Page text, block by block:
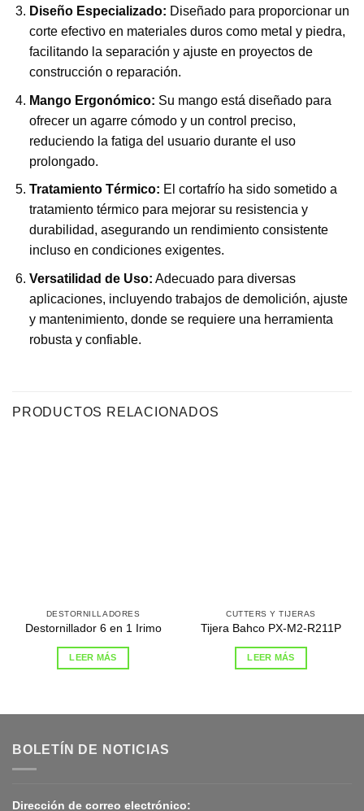
Diseño Especializado: Diseñado para proporcionar un
corte efectivo en materiales duros como metal y piedra,
facilitando la separación y ajuste en proyectos de
construcción o reparación.
Mango Ergonómico: Su mango está diseñado para
ofrecer un agarre cómodo y un control preciso,
reduciendo la fatiga del usuario durante el uso
prolongado.
Tratamiento Térmico: El cortafrío ha sido sometido a
tratamiento térmico para mejorar su resistencia y
durabilidad, asegurando un rendimiento consistente
incluso en condiciones exigentes.
Versatilidad de Uso: Adecuado para diversas
aplicaciones, incluyendo trabajos de demolición, ajuste
y mantenimiento, donde se requiere una herramienta
robusta y confiable.
PRODUCTOS RELACIONADOS
DESTORNILLADORES
Destornillador 6 en 1 Irimo
LEER MÁS
CUTTERS Y TIJERAS
Tijera Bahco PX-M2-R211P
LEER MÁS
BOLETÍN DE NOTICIAS
Dirección de correo electrónico: